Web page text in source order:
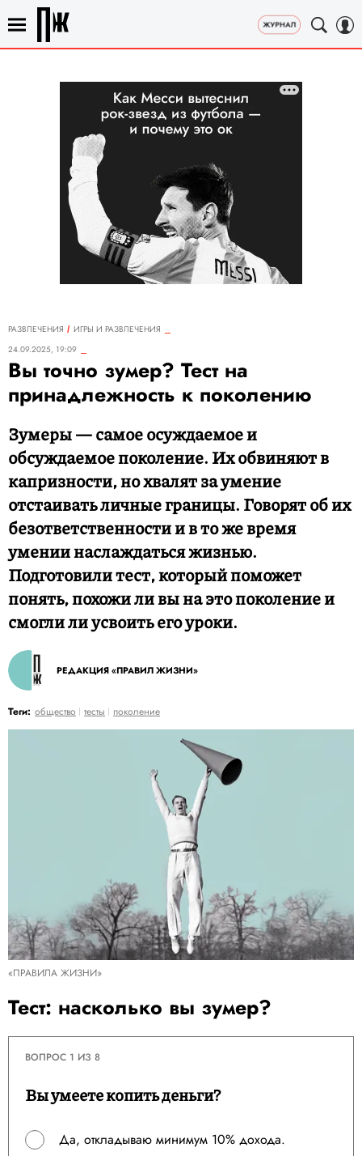
РАЗВЛЕЧЕНИЯ
ИГРЫ И РАЗВЛЕЧЕНИЯ
24.09.2025, 19:09
Вы точно зумер? Тест на
принадлежность к поколению
Зумеры — самое осуждаемое и
обсуждаемое поколение. Их обвиняют в
капризности, но хвалят за умение
отстаивать личные границы. Говорят об их
безответственности и в то же время
умении наслаждаться жизнью.
Подготовили тест, который поможет
понять, похожи ли вы на это поколение и
смогли ли усвоить его уроки.
РЕДАКЦИЯ «ПРАВИЛ ЖИЗНИ»
Теги: общество тесты поколение
«ПРАВИЛА ЖИЗНИ»
Тест: насколько вы зумер?
ВОПРОС 1 ИЗ 8
Вы умеете копить деньги?
Да, откладываю минимум 10% дохода.